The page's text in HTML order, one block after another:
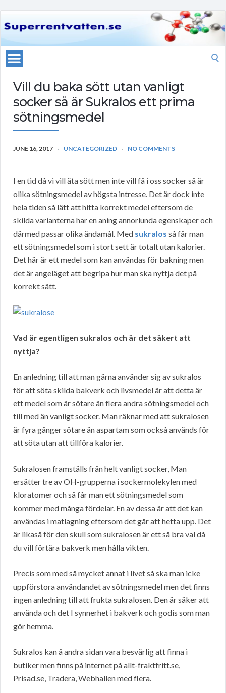
Vill du baka sött utan vanligt
socker så är Sukralos ett prima
sötningsmedel
JUNE 16, 2017 UNCATEGORIZED NO COMMENTS
I en tid då vi vill äta sött men inte vill få i oss socker så är
olika sötningsmedel av högsta intresse. Det är dock inte
hela tiden så lätt att hitta korrekt medel eftersom de
skilda varianterna har en aning annorlunda egenskaper och
därmed passar olika ändamål. Med sukralos så får man
ett sötningsmedel som i stort sett är totalt utan kalorier.
Det här är ett medel som kan användas för bakning men
det är angeläget att begripa hur man ska nyttja det på
korrekt sätt.
Vad är egentligen sukralos och är det säkert att
nyttja?
En anledning till att man gärna använder sig av sukralos
för att söta skilda bakverk och livsmedel är att detta är
ett medel som är sötare än flera andra sötningsmedel och
till med än vanligt socker. Man räknar med att sukralosen
är fyra gånger sötare än aspartam som också används för
att söta utan att tillföra kalorier.
Sukralosen framställs från helt vanligt socker, Man
ersätter tre av OH-grupperna i sockermolekylen med
kloratomer och så får man ett sötningsmedel som
kommer med många fördelar. En av dessa är att det kan
användas i matlagning eftersom det går att hetta upp. Det
är likaså för den skull som sukralosen är ett så bra val då
du vill förtära bakverk men hålla vikten.
Precis som med så mycket annat i livet så ska man icke
uppförstora användandet av sötningsmedel men det finns
ingen anledning till att frukta sukralosen. Den är säker att
använda och det I synnerhet i bakverk och godis som man
gör hemma.
Sukralos kan å andra sidan vara besvärlig att finna i
butiker men finns på internet på allt-fraktfritt.se,
Prisad.se, Tradera, Webhallen med flera.